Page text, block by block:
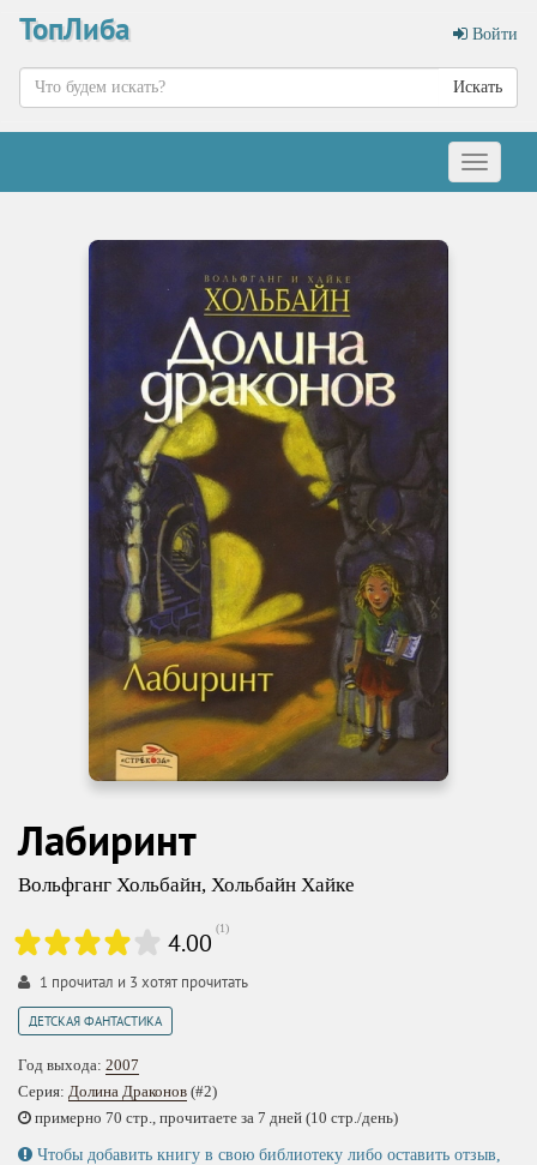
ТопЛиба Войти
Искать
Меню
Лабиринт
Вольфганг Хольбайн, Хольбайн Хайке
4.00 (1)
1 прочитал и 3 хотят прочитать
ДЕТСКАЯ ФАНТАСТИКА
Год выхода: 2007
Серия: Долина Драконов (#2)
примерно 70 стр., прочитаете за 7 дней (10 стр./день)
Чтобы добавить книгу в свою библиотеку либо оставить отзыв,